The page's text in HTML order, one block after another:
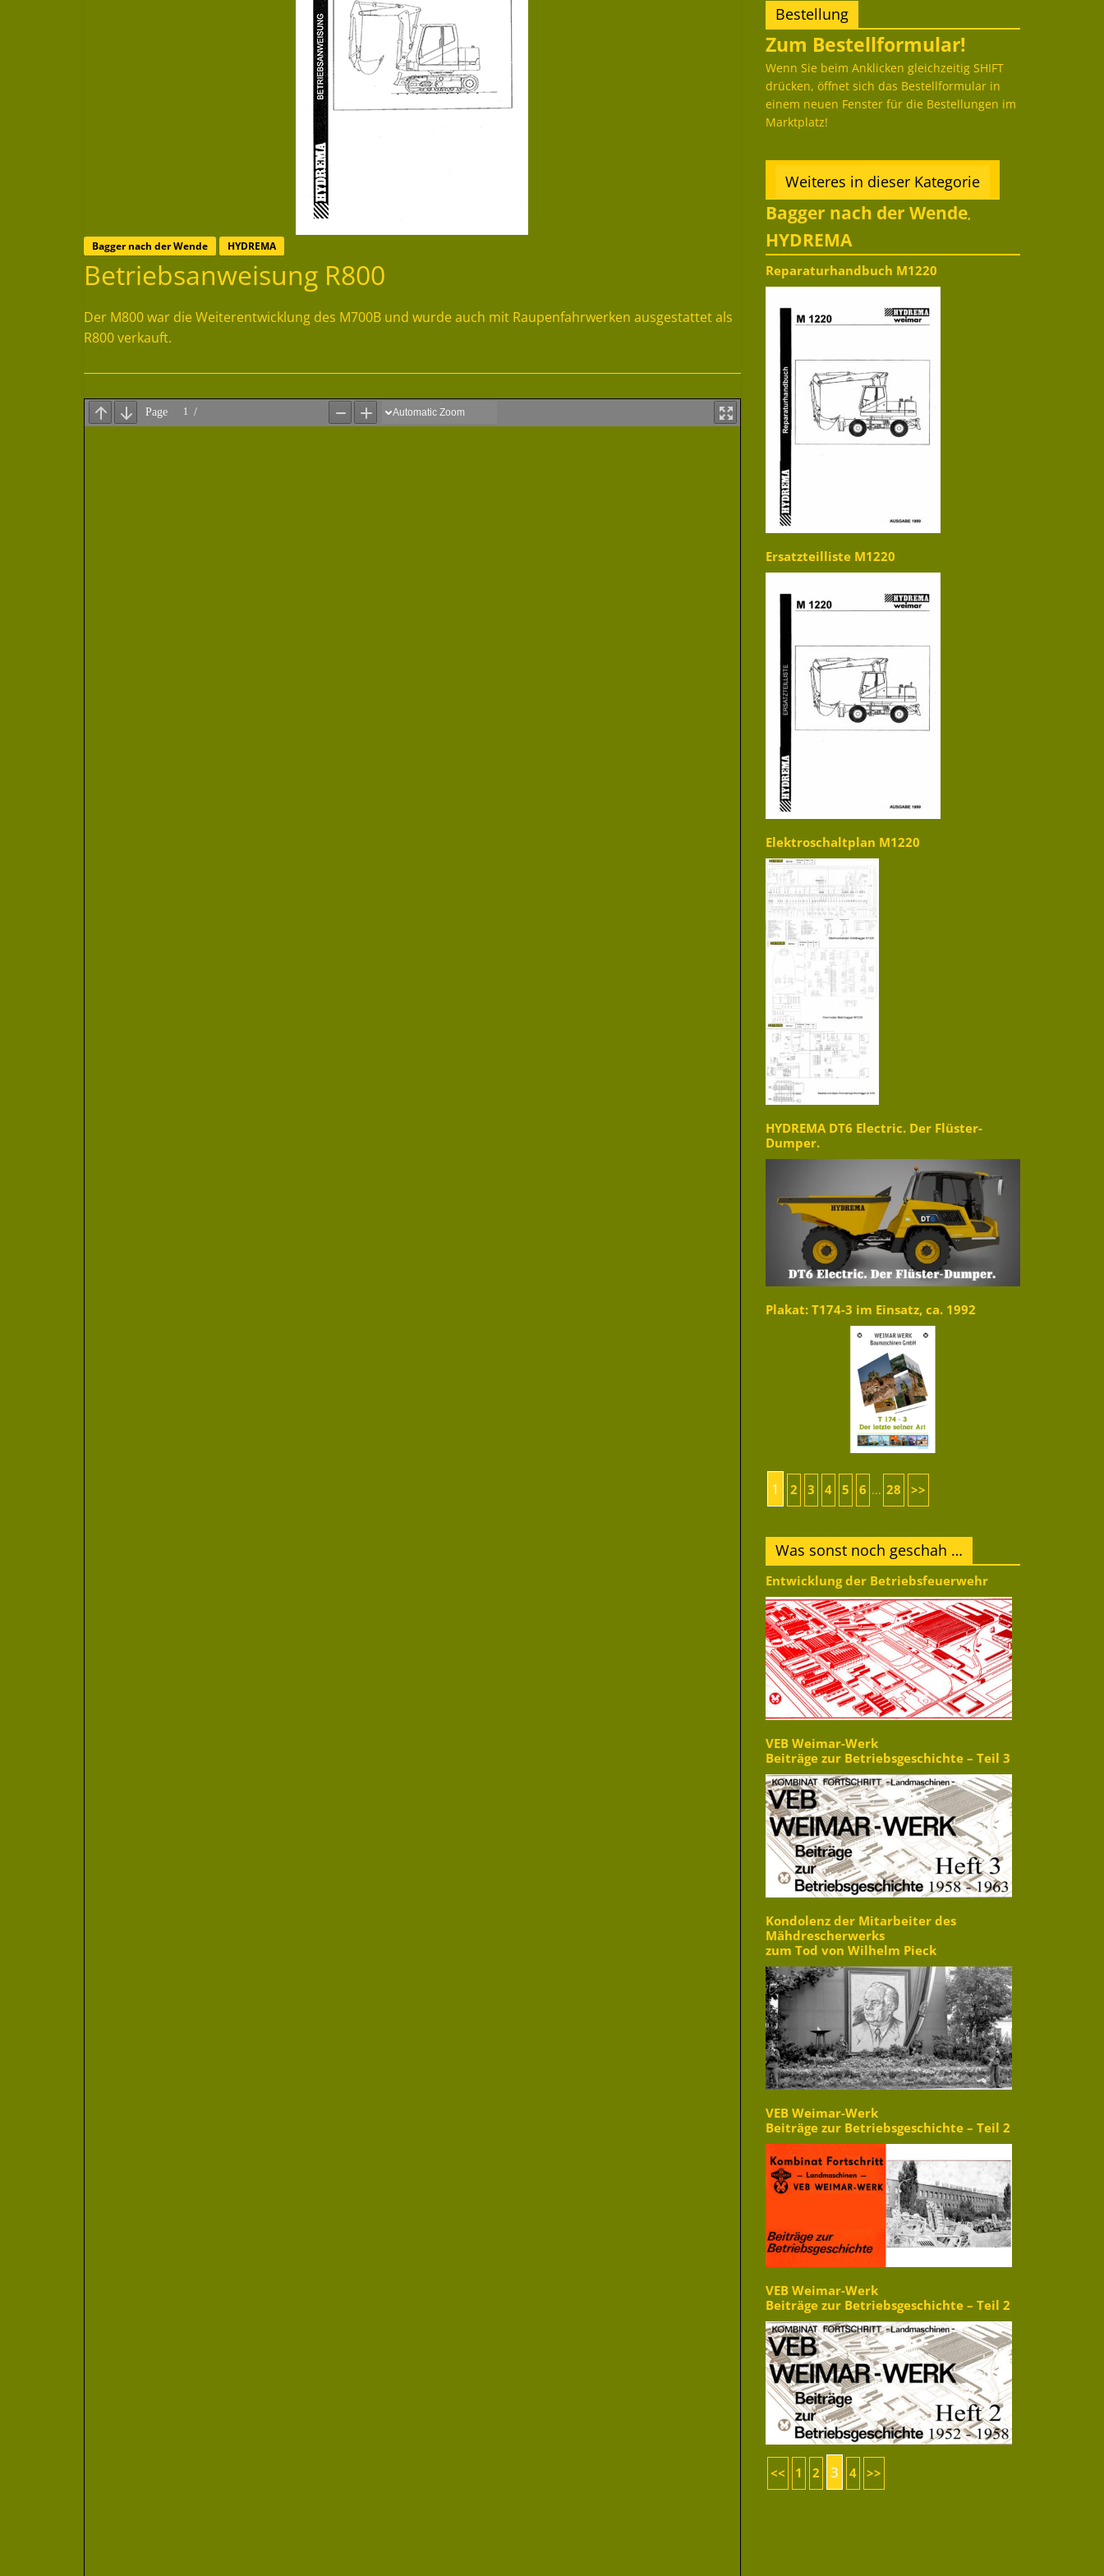
Bagger nach der Wende HYDREMA
Betriebsanweisung R800
Der M800 war die Weiterentwicklung des M700B und wurde auch mit Raupenfahrwerken ausgestattet als
R800 verkauft.
Bestellung
Zum Bestellformular!
Wenn Sie beim Anklicken gleichzeitig SHIFT
drücken, öffnet sich das Bestellformular in
einem neuen Fenster für die Bestellungen im
Marktplatz!
Weiteres in dieser Kategorie
Bagger nach der Wende,
HYDREMA
Reparaturhandbuch M1220
Ersatzteilliste M1220
Elektroschaltplan M1220
HYDREMA DT6 Electric. Der Flüster-
Dumper.
Plakat: T174-3 im Einsatz, ca. 1992
1 2 3 4 5 6 ... 28 >>
Was sonst noch geschah …
Entwicklung der Betriebsfeuerwehr
VEB Weimar-Werk
Beiträge zur Betriebsgeschichte – Teil 3
Kondolenz der Mitarbeiter des
Mähdrescherwerks
zum Tod von Wilhelm Pieck
VEB Weimar-Werk
Beiträge zur Betriebsgeschichte – Teil 2
VEB Weimar-Werk
Beiträge zur Betriebsgeschichte – Teil 2
<< 1 2 3 4 >>